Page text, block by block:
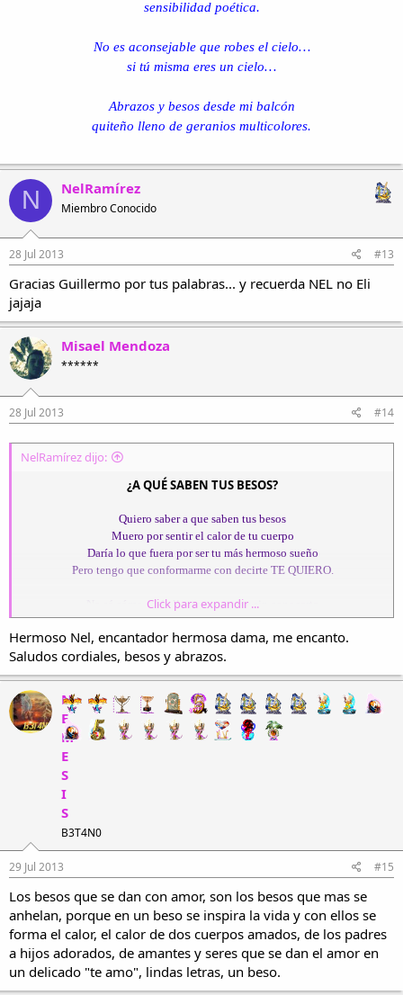
No encuentro la manera de demostrarte lo que por ti siento
Aunque en el fondo sabes que por ti yo muero.
Porque por ti yo le robo hasta al cielo.
sensibilidad poética.
No es aconsejable que robes el cielo…
si tú misma eres un cielo…
Abrazos y besos desde mi balcón
quiteño lleno de geranios multicolores.
N NelRamírez
Miembro Conocido
28 Jul 2013 #13
Gracias Guillermo por tus palabras... y recuerda NEL no Eli
jajaja
Misael Mendoza
******
28 Jul 2013 #14
NelRamírez dijo:
¿A QUÉ SABEN TUS BESOS?
Quiero saber a que saben tus besos
Muero por sentir el calor de tu cuerpo
Daría lo que fuera por ser tu más hermoso sueño
Pero tengo que conformarme con decirte TE QUIERO.
No sé cómo pude llegar a quererte sin conocerte
No entiendo cómo puedo extrañarte sin tenerte
Cada día te espero en nuestro mundo secreto
Para poder repetirte lo mucho que te quiero.
No encuentro la manera de demostrarte lo que por ti siento
Tú siempre dudas de mis sentimientos
Aunque en el fondo sabes que por ti yo muero.
Click para expandir ...
Hermoso Nel, encantador hermosa dama, me encanto.
Saludos cordiales, besos y abrazos.
N
E
M
E
S
I
S
B3T4N0
29 Jul 2013 #15
Los besos que se dan con amor, son los besos que mas se
anhelan, porque en un beso se inspira la vida y con ellos se
forma el calor, el calor de dos cuerpos amados, de los padres
a hijos adorados, de amantes y seres que se dan el amor en
un delicado "te amo", lindas letras, un beso.